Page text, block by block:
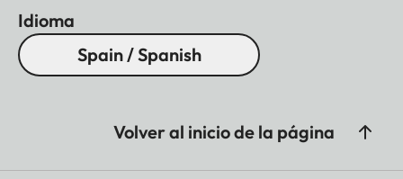
Idioma
Spain / Spanish
Volver al inicio de la página